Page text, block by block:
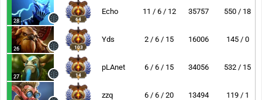
28 64
Echo 11 / 6 / 12 35757 550 / 18
26 103
Yds 2 / 6 / 15 16006 145 / 0
27 14
pLAnet 6 / 6 / 15 34056 532 / 15
zzq 6 / 6 / 20 13494 119 / 1